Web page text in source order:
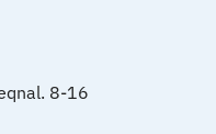
8-16